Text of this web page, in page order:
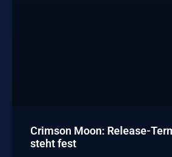
Crimson Moon: Release-
steht fest